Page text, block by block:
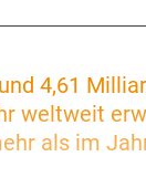
4,61
weltweit
als im